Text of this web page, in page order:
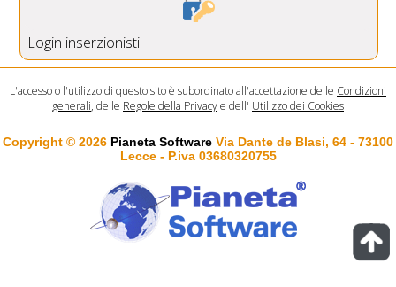
Login inserzionisti
L'accesso o l'utilizzo di questo sito è subordinato all'accettazione delle Condizioni
generali, delle Regole della Privacye dell' Utilizzo dei Cookies
Copyright © 2026 Pianeta Software Via Dante de Blasi, 64 - 73100
Lecce - P.iva 03680320755